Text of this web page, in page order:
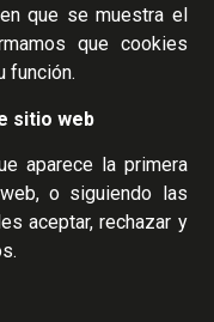
que se muestra el
que cookies
función.
sitio web
aparece la primera
o siguiendo las
aceptar, rechazar y